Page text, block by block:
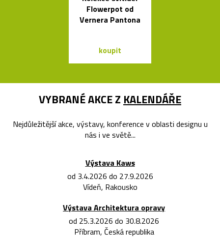
Flowerpot od
Vernera Pantona
koupit
VYBRANÉ AKCE Z KALENDÁŘE
Nejdůležitější akce, výstavy, konference v oblasti designu u
nás i ve světě...
Výstava Kaws
od 3.4.2026 do 27.9.2026
Vídeň, Rakousko
Výstava Architektura opravy
od 25.3.2026 do 30.8.2026
Příbram, Česká republika